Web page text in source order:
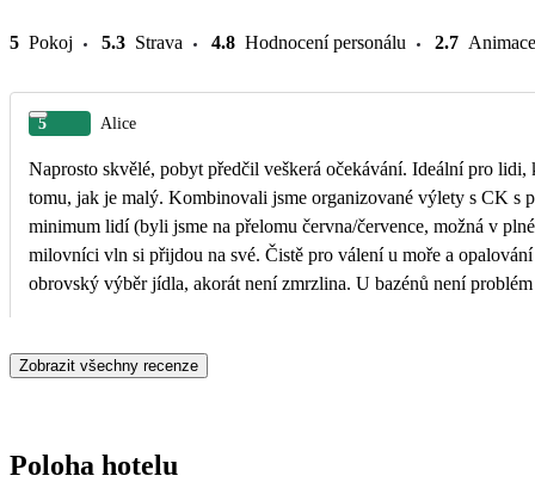
5 Pokoj 5.3 Strava 4.8 Hodnocení personálu 2.7 Animace
5 Alice
Naprosto skvělé, pobyt předčil veškerá očekávání. Ideální pro
tomu, jak je malý. Kombinovali jsme organizované výlety s CK s
minimum lidí (byli jsme na přelomu června/července, možná v
milovníci vln si přijdou na své. Čistě pro válení u moře a
obrovský výběr jídla, akorát není zmrzlina. U bazénů není
Zobrazit všechny recenze
Poloha hotelu